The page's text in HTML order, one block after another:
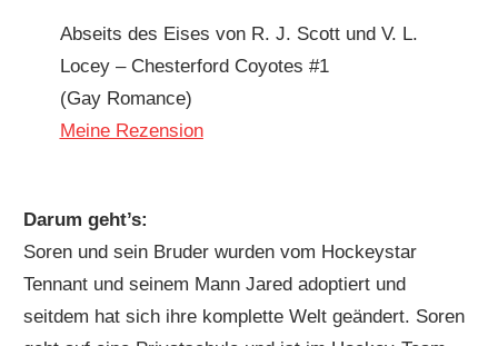
Abseits des Eises von R. J. Scott und V. L.
Locey – Chesterford Coyotes #1
(Gay Romance)
Meine Rezension
Darum geht’s:
Soren und sein Bruder wurden vom Hockeystar
Tennant und seinem Mann Jared adoptiert und
seitdem hat sich ihre komplette Welt geändert. Soren